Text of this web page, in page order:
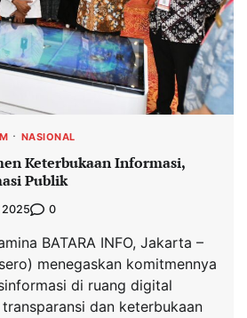
NASIONAL
Keterbukaan Informasi,
Publik
2025 0
BATARA INFO, Jakarta –
menegaskan komitmennya
di ruang digital
dan keterbukaan